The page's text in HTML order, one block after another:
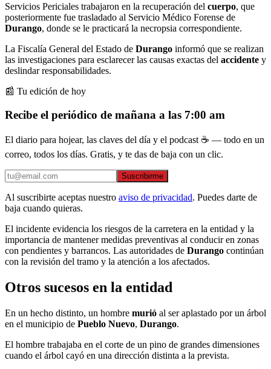
Servicios Periciales trabajaron en la recuperación del cuerpo, que
posteriormente fue trasladado al Servicio Médico Forense de
Durango, donde se le practicará la necropsia correspondiente.
La Fiscalía General del Estado de Durango informó que se realizan
las investigaciones para esclarecer las causas exactas del accidente y
deslindar responsabilidades.
📰 Tu edición de hoy
Recibe el periódico de mañana a las 7:00 am
El diario para hojear, las claves del día y el podcast ☕ — todo en un
correo, todos los días. Gratis, y te das de baja con un clic.
Suscribirme
Al suscribirte aceptas nuestro aviso de privacidad. Puedes darte de
baja cuando quieras.
El incidente evidencia los riesgos de la carretera en la entidad y la
importancia de mantener medidas preventivas al conducir en zonas
con pendientes y barrancos. Las autoridades de Durango continúan
con la revisión del tramo y la atención a los afectados.
Otros sucesos en la entidad
En un hecho distinto, un hombre murió al ser aplastado por un árbol
en el municipio de Pueblo Nuevo, Durango.
El hombre trabajaba en el corte de un pino de grandes dimensiones
cuando el árbol cayó en una dirección distinta a la prevista.